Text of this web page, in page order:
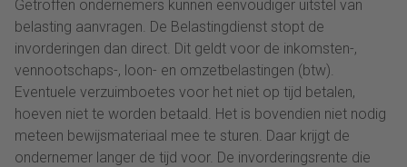
Getroffen ondernemers kunnen eenvoudiger uitstel van
belasting aanvragen. De Belastingdienst stopt de
invorderingen dan direct. Dit geldt voor de inkomsten-,
vennootschaps-, loon- en omzetbelastingen (btw).
Eventuele verzuimboetes voor het niet op tijd betalen,
hoeven niet te worden betaald. Het is bovendien niet nodig
meteen bewijsmateriaal mee te sturen. Daar krijgt de
ondernemer langer de tijd voor. De invorderingsrente die